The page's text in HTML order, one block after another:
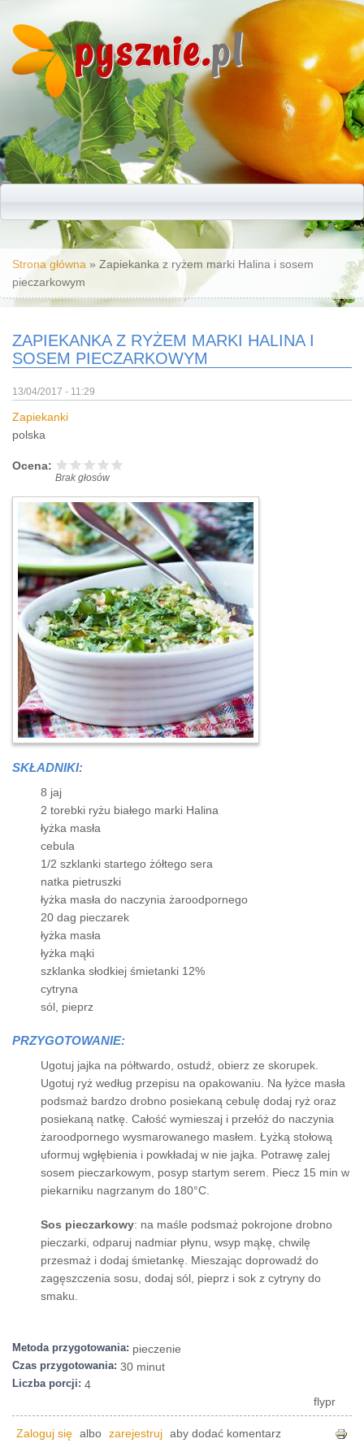
pysznie.pl
Jesteś tutaj
Strona główna » Zapiekanka z ryżem marki Halina i sosem
pieczarkowym
ZAPIEKANKA Z RYŻEM MARKI HALINA I
SOSEM PIECZARKOWYM
13/04/2017 - 11:29
Zapiekanki
polska
Ocena:
Brak głosów
SKŁADNIKI:
8 jaj
2 torebki ryżu białego marki Halina
łyżka masła
cebula
1/2 szklanki startego żółtego sera
natka pietruszki
łyżka masła do naczynia żaroodpornego
20 dag pieczarek
łyżka masła
łyżka mąki
szklanka słodkiej śmietanki 12%
cytryna
sól, pieprz
PRZYGOTOWANIE:
Ugotuj jajka na półtwardo, ostudź, obierz ze skorupek.
Ugotuj ryż według przepisu na opakowaniu. Na łyżce masła
podsmaż bardzo drobno posiekaną cebulę dodaj ryż oraz
posiekaną natkę. Całość wymieszaj i przełóż do naczynia
żaroodpornego wysmarowanego masłem. Łyżką stołową
uformuj wgłębienia i powkładaj w nie jajka. Potrawę zalej
sosem pieczarkowym, posyp startym serem. Piecz 15 min w
piekarniku nagrzanym do 180°C.
Sos pieczarkowy: na maśle podsmaż pokrojone drobno
pieczarki, odparuj nadmiar płynu, wsyp mąkę, chwilę
przesmaż i dodaj śmietankę. Mieszając doprowadź do
zagęszczenia sosu, dodaj sól, pieprz i sok z cytryny do
smaku.
Metoda przygotowania: pieczenie
Czas przygotowania: 30 minut
Liczba porcji: 4
flypr
Zaloguj się albo zarejestruj aby dodać komentarz